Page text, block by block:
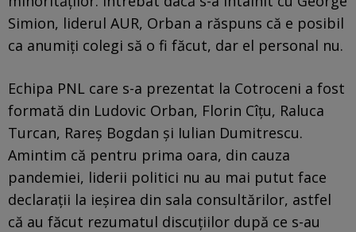
Simion, liderul AUR, Orban a răspuns că e posibil
ca anumiți colegi să o fi făcut, dar el personal nu.
Echipa PNL care s-a prezentat la Cotroceni a fost
formată din Ludovic Orban, Florin Cîțu, Raluca
Turcan, Rareș Bogdan și Iulian Dumitrescu.
Amintim că pentru prima oara, din cauza
pandemiei, liderii politici nu au mai putut face
declarații la ieșirea din sala consultărilor, astfel
că au făcut rezumatul discuțiilor după ce s-au